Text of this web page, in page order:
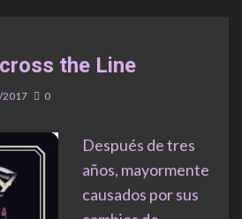
the Line
2017 0
Después de tres
años, mayormente
causados por sus